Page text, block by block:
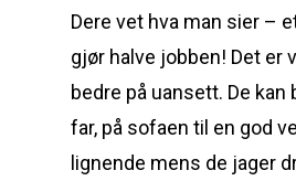
Dere vet hva man sier –
gjør halve jobben! Det er
bedre på uansett. De kan
far, på sofaen til en god
lignende mens de jager